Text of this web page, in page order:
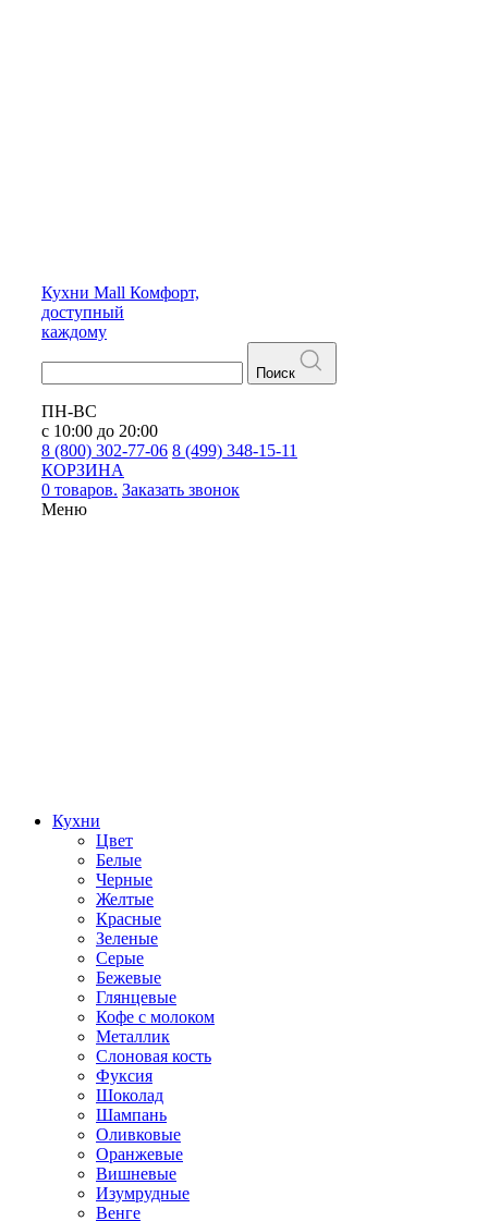
Кухни Mall Комфорт,
доступный
каждому
Поиск
ПН-ВС
с 10:00 до 20:00
8 (800) 302-77-06 8 (499) 348-15-11
КОРЗИНА
0 товаров. Заказать звонок
Меню
Кухни
Цвет
Белые
Черные
Желтые
Красные
Зеленые
Серые
Бежевые
Глянцевые
Кофе с молоком
Металлик
Слоновая кость
Фуксия
Шоколад
Шампань
Оливковые
Оранжевые
Вишневые
Изумрудные
Венге